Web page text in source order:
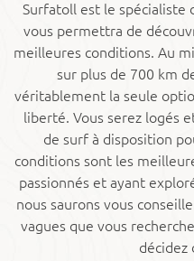
Surfatoll est le spécialiste
vous permettra de
meilleures conditions. Au
sur plus de 700 km
véritablement la seule
liberté. Vous serez logés
de surf à disposition
conditions sont les
passionnés et ayant
nous saurons vous
vagues que vous
décidez